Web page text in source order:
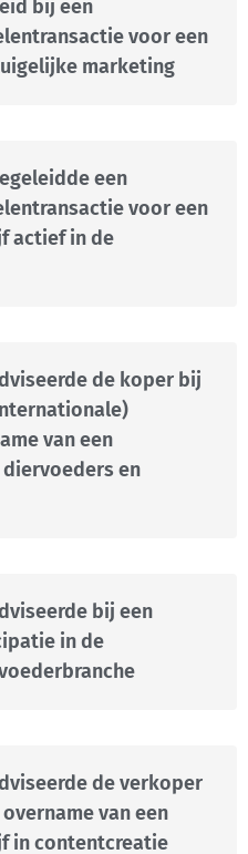
bij een
voor een
marketing
een
voor een
actief in de
de koper bij
van een
en
bij een
in de
de verkoper
van een
in contentcreatie